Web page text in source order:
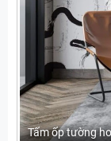
Tấm ốp tường